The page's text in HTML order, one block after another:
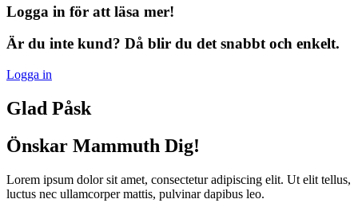
Logga in för att läsa mer!
Är du inte kund? Då blir du det snabbt och enkelt.
Logga in
Glad Påsk
Önskar Mammuth Dig!
Lorem ipsum dolor sit amet, consectetur adipiscing elit. Ut elit tellus,
luctus nec ullamcorper mattis, pulvinar dapibus leo.